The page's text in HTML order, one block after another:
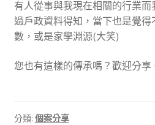
有人從事與我現在相關的行業
過戶政資料得知，當下也是覺
數，或是家學淵源(大笑)
您也有這樣的傳承嗎？歡迎分享
分類: 個案分享